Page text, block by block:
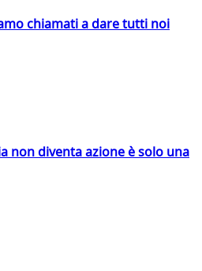
chiamati a dare tutti noi
non diventa azione è solo una